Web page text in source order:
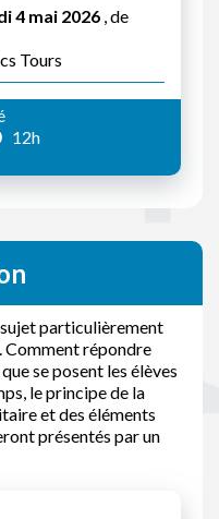
4 mai 2026 , de
Tours
12h
sujet particulièrement
Comment répondre
se posent les élèves
le principe de la
et des éléments
présentés par un